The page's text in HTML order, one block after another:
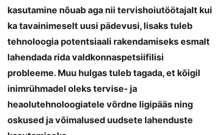
kasutamine nõuab aga nii tervishoiutöötajalt kui
ka tavainimeselt uusi pädevusi, lisaks tuleb
tehnoloogia potentsiaali rakendamiseks esmalt
lahendada rida valdkonnaspetsiifilisi
probleeme. Muu hulgas tuleb tagada, et kõigil
inimrühmadel oleks tervise- ja
heaolutehnoloogiatele võrdne ligipääs ning
oskused ja võimalused uudsete lahenduste